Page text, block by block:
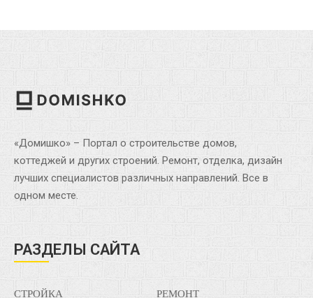
«Домишко» – Портал о строительстве домов,
коттеджей и других строений. Ремонт, отделка, дизайн
лучших специалистов различных направлений. Все в
одном месте.
РАЗДЕЛЫ САЙТА
СТРОЙКА РЕМОНТ